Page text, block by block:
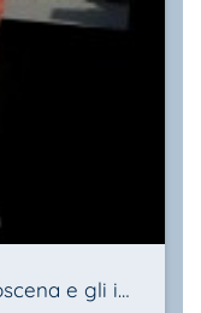
Scacco al monsignore. I retroscena e gli intrighi del caso Scanavino